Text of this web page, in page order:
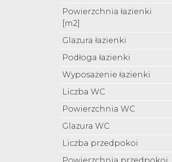
Powierzchnia łazienki
[m2]
Glazura łazienki
Podłoga łazienki
Wyposażenie łazienki
Liczba WC
Powierzchnia WC
Glazura WC
Liczba przedpokoi